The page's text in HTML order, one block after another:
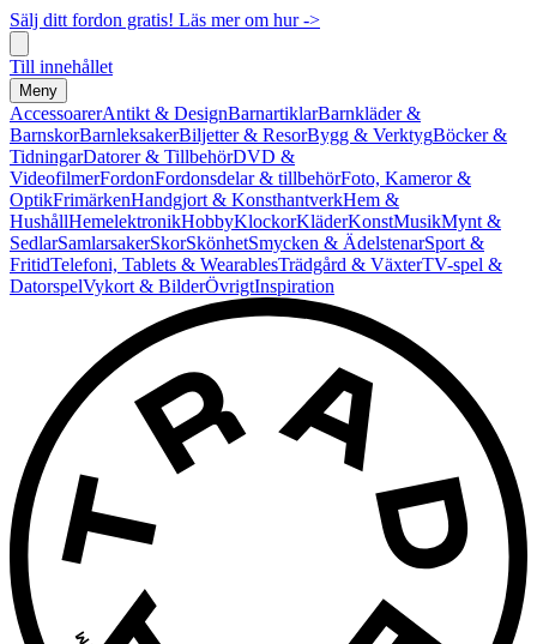
Sälj ditt fordon gratis! Läs mer om hur ->
Till innehållet
Meny
AccessoarerAntikt & DesignBarnartiklarBarnkläder &
BarnskorBarnleksakerBiljetter & ResorBygg & VerktygBöcker &
TidningarDatorer & TillbehörDVD &
VideofilmerFordonFordonsdelar & tillbehörFoto, Kameror &
OptikFrimärkenHandgjort & KonsthantverkHem &
HushållHemelektronikHobbyKlockorKläderKonstMusikMynt &
SedlarSamlarsakerSkorSkönhetSmycken & ÄdelstenarSport &
FritidTelefoni, Tablets & WearablesTrädgård & VäxterTV-spel &
DatorspelVykort & BilderÖvrigtInspiration